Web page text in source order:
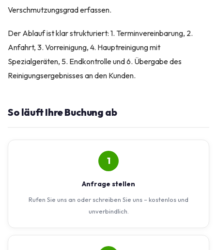
Verschmutzungsgrad erfassen.
Der Ablauf ist klar strukturiert: 1. Terminvereinbarung, 2.
Anfahrt, 3. Vorreinigung, 4. Hauptreinigung mit
Spezialgeräten, 5. Endkontrolle und 6. Übergabe des
Reinigungsergebnisses an den Kunden.
So läuft Ihre Buchung ab
1
Anfrage stellen
Rufen Sie uns an oder schreiben Sie uns – kostenlos und
unverbindlich.